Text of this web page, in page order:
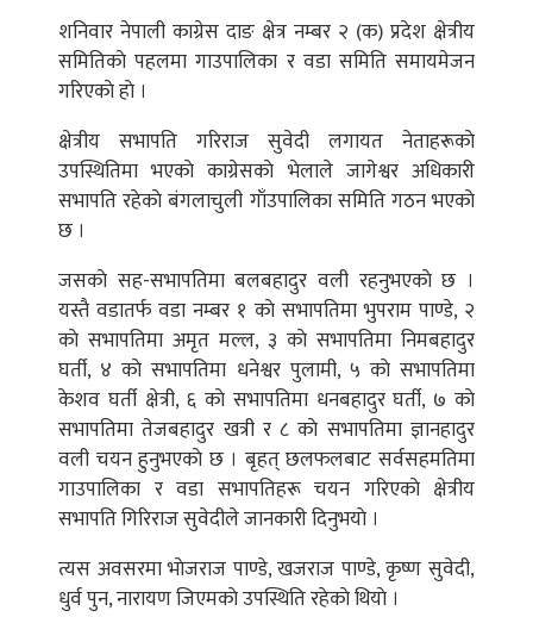
शनिवार नेपाली काग्रेस दाङ क्षेत्र नम्बर २ (क) प्रदेश क्षेत्रीय
समितिकाे पहलमा गाउपालिका र वडा समिति समायमेजन
गरिएकाे हाे ।
क्षेत्रीय सभापति गरिराज सुवेदी लगायत नेताहरूकाे
उपस्थितिमा भएकाे काग्रेसकाे भेलाले जागेश्वर अधिकारी
सभापति रहेकाे बंगलाचुली गाँउपालिका समिति गठन भएकाे
छ ।
जसकाे सह-सभापतिमा बलबहादुर वली रहनुभएकाे छ ।
यस्तै वडातर्फ वडा नम्बर १ काे सभापतिमा भुपराम पाण्डे, २
काे सभापतिमा अमृत मल्ल, ३ काे सभापतिमा निमबहादुर
घर्ती, ४ काे सभापतिमा धनेश्वर पुलामी, ५ काे सभापतिमा
केशव घर्ती क्षेत्री, ६ काे सभापतिमा धनबहादुर घर्ती, ७ काे
सभापतिमा तेजबहादुर खत्री र ८ काे सभापतिमा ज्ञानहादुर
वली चयन हुनुभएकाे छ । बृहत् छलफलबाट सर्वसहमतिमा
गाउपालिका र वडा सभापतिहरू चयन गरिएकाे क्षेत्रीय
सभापति गिरिराज सुवेदीले जानकारी दिनुभयाे ।
त्यस अवसरमा भाेजराज पाण्डे, खजराज पाण्डे, कृष्ण सुवेदी,
धुर्व पुन, नारायण जिएमकाे उपस्थिति रहेकाे थियाे ।